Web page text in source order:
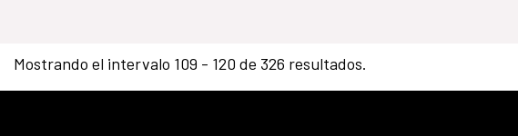
Mostrando el intervalo 109 - 120 de 326 resultados.